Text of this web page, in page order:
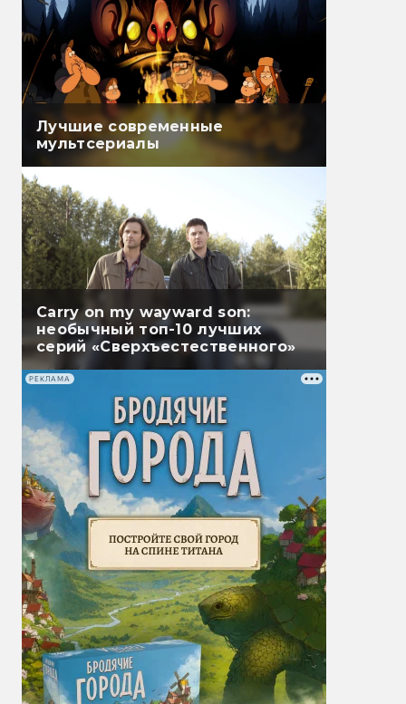
Лучшие современные
мультсериалы
Carry on my wayward son:
необычный топ-10 лучших
серий «Сверхъестественного»
РЕКЛАМА